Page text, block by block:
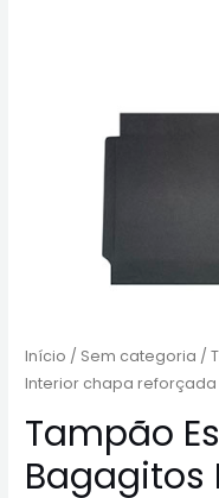
Início / Sem categoria /
Interior chapa reforçada
Tampão
Bagagitos